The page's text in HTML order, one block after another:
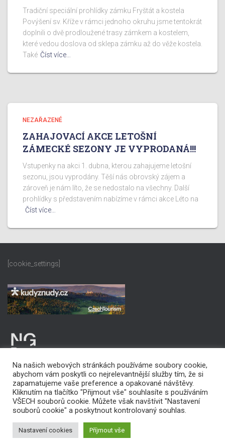
Tradiční speciální prohlídky zámku Fryštát a kostela
Povýšení sv. Kříže v rámci jednoho okruhu jsme tentokrát
doplnili o dvě prodloužené trasy zámkem a kostelem,
které vedou doslova od sklepa zámku až do věže kostela.
Také Číst více…
NEZAŘAZENÉ
ZAHAJOVACÍ AKCE LETOŠNÍ
ZÁMECKÉ SEZONY JE VYPRODANÁ!!!
Vstupenky na akci 1. dubna, kterou zahajujeme letošní
sezonu, jsou vyprodány. Těší nás obrovský zájem a
zároveň je nám líto, že se nedostalo na všechny. Další
prohlídky s představením nabízíme v rámci akce Léto na
Číst více…
[cookie_settings]
PROHLÁŠENÍ O PŘÍSTUPNOSTI
Copyright © 2022 Statutární město Karviná
Na našich webových stránkách používáme soubory cookie,
abychom vám poskytli co nejrelevantnější služby tím, že si
zapamatujeme vaše preference a opakované návštěvy.
Kliknutím na tlačítko "Přijmout vše" souhlasíte s používáním
VŠECH souborů cookie. Můžete však navštívit "Nastavení
souborů cookie" a poskytnout kontrolovaný souhlas.
Nastavení cookies Příjmout vše